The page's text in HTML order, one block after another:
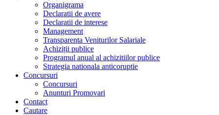
Organigrama
Declaratii de avere
Declaratii de interese
Management
Transparenta Veniturilor Salariale
Achiziții publice
Programul anual al achizitiilor publice
Strategia nationala anticoruptie
Concursuri
Concursuri
Anunturi Promovari
Contact
Cautare